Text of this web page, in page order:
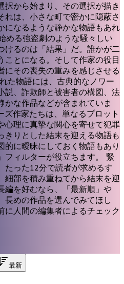
択から始まり、その選択が描き
れは、小さな町で密かに隠蔽さ
になるような静かな物語もあれ
める強盗劇のような騒々しい
けるのは「結果」だ。誰かが二
ことになる。そして作家の役目
にその喪失の重みを感じさせる
た物語には、古典的なノワー
説、詐欺師と被害者の構図、法
かな作品などが含まれていま
作家たちは、単なるプロット
心理に真摯な関心を寄せて犯罪
きりとした結末を迎える物語も
的に曖昧にしておく物語もあり
フィルターが役立ちます。 緊
たった12分で読者が求めるす
細部を積み重ねてから結末を迎
編を好むなら、「最新順」や
長めの作品を選んでみてほし
に人間の編集者によるチェック
最新